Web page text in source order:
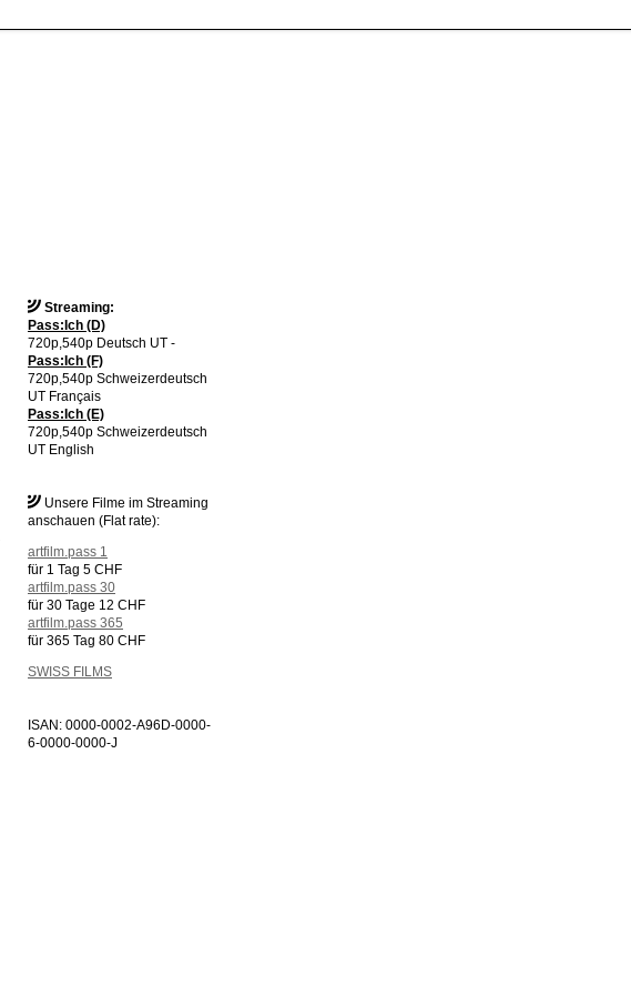
Streaming:
Pass:Ich (D)
720p,540p Deutsch UT -
Pass:Ich (F)
720p,540p Schweizerdeutsch
UT Français
Pass:Ich (E)
720p,540p Schweizerdeutsch
UT English
Unsere Filme im Streaming
anschauen (Flat rate):
artfilm.pass 1
für 1 Tag 5 CHF
artfilm.pass 30
für 30 Tage 12 CHF
artfilm.pass 365
für 365 Tag 80 CHF
SWISS FILMS
ISAN: 0000-0002-A96D-0000-
6-0000-0000-J